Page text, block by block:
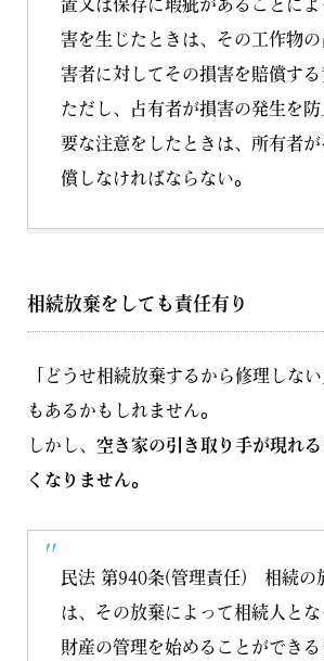
置又は保存に瑕疵があることに
害を生じたときは、その工作物
害者に対してその損害を賠償する
ただし、占有者が損害の発生を
要な注意をしたときは、所有者
償しなければならない。
相続放棄をしても責任有り
「どうせ相続放棄するから修理しな
もあるかもしれません。
しかし、 空き家の引き取り手が現れ
くなりません。
民法 第940条(管理責任) 相続の
は、その放棄によって相続人と
財産の管理を始めることができる